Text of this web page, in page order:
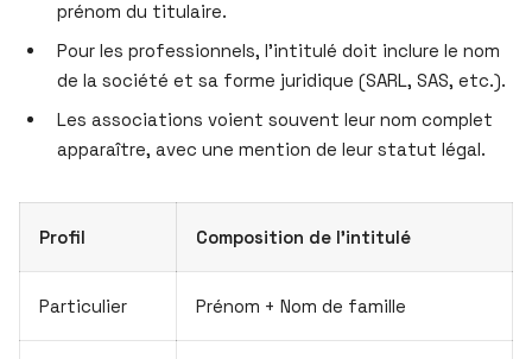
prénom du titulaire.
Pour les professionnels, l’intitulé doit inclure le nom
de la société et sa forme juridique (SARL, SAS, etc.).
Les associations voient souvent leur nom complet
apparaître, avec une mention de leur statut légal.
Profil Composition de l’intitulé
Particulier Prénom + Nom de famille